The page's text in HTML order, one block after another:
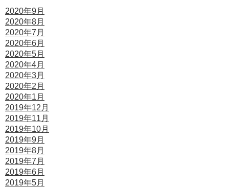
2020年9月
2020年8月
2020年7月
2020年6月
2020年5月
2020年4月
2020年3月
2020年2月
2020年1月
2019年12月
2019年11月
2019年10月
2019年9月
2019年8月
2019年7月
2019年6月
2019年5月